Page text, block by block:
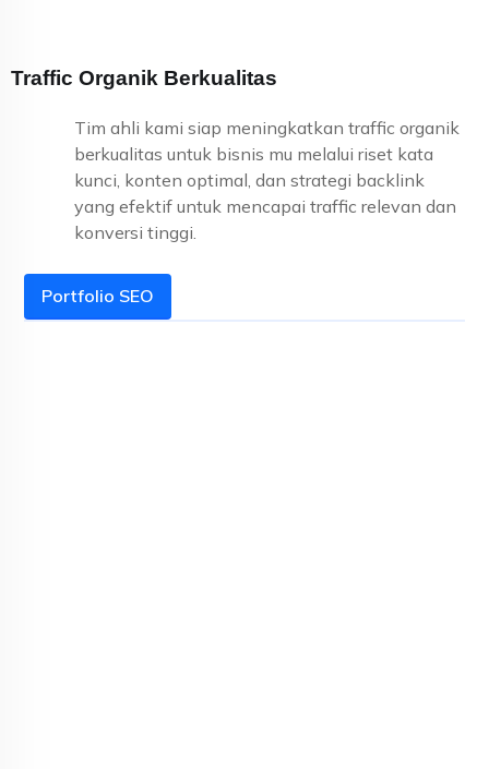
Traffic Organik Berkualitas
Tim ahli kami siap meningkatkan traffic organik
berkualitas untuk bisnis mu melalui riset kata
kunci, konten optimal, dan strategi backlink
yang efektif untuk mencapai traffic relevan dan
konversi tinggi.
Portfolio SEO